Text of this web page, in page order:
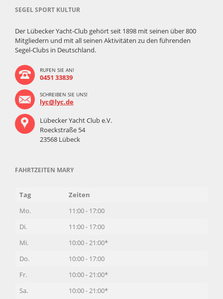
SEGEL SPORT KULTUR
Der Lübecker Yacht-Club gehört seit 1898 mit seinen über 800
Mitgliedern und mit all seinen Aktivitäten zu den führenden
Segel-Clubs in Deutschland.
RUFEN SIE AN!
0451 33839
SCHREIBEN SIE UNS!
lyc@lyc.de
Lübecker Yacht Club e.V.
Roeckstraße 54
23568 Lübeck
FAHRTZEITEN MARY
Tag
Zeiten
Mo.
11:00 - 17:00
Di.
11:00 - 17:00
Mi.
10:00 - 21:00*
Do.
10:00 - 17:00
Fr.
10:00 - 21:00*
Sa.
10:00 - 21:00*